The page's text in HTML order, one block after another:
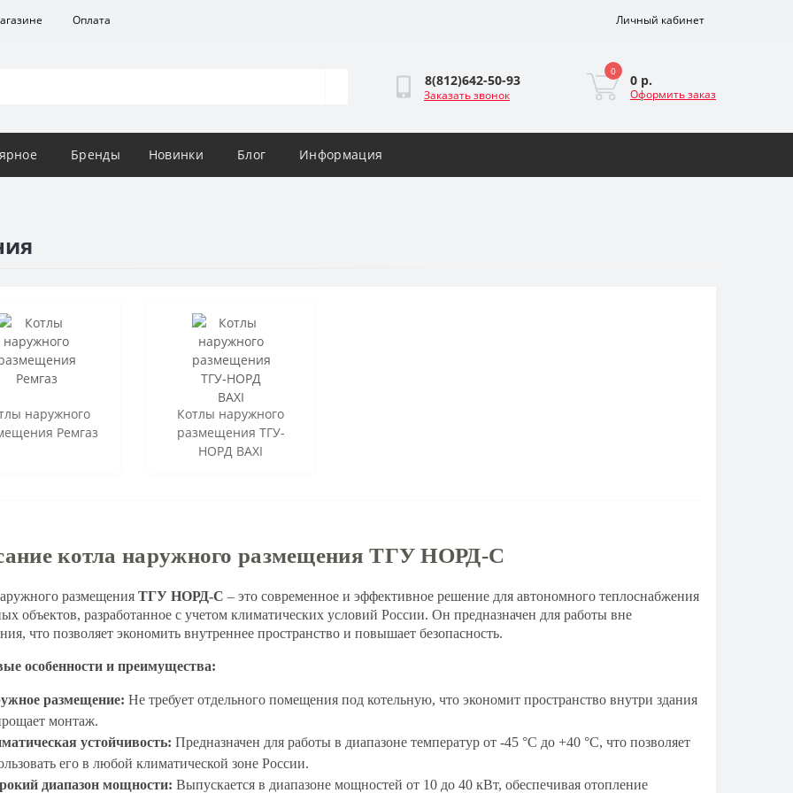
Оплата Личный кабинет
8(812)642-50-93
Заказать звонок
0
0 р.
Оформить заказ
Бренды Новинки Блог Информация
наружного
Ремгаз
Котлы наружного
размещения ТГУ-
НОРД BAXI
котла наружного размещения ТГУ НОРД-С
размещения ТГУ НОРД-С – это современное и эффективное решение для автономного теплоснабжения
объектов, разработанное с учетом климатических условий России. Он предназначен для работы вне
что позволяет экономить внутреннее пространство и повышает безопасность.
особенности и преимущества:
размещение: Не требует отдельного помещения под котельную, что экономит пространство внутри здания
монтаж.
устойчивость: Предназначен для работы в диапазоне температур от -45 °C до +40 °C, что позволяет
его в любой климатической зоне России.
диапазон мощности: Выпускается в диапазоне мощностей от 10 до 40 кВт, обеспечивая отопление